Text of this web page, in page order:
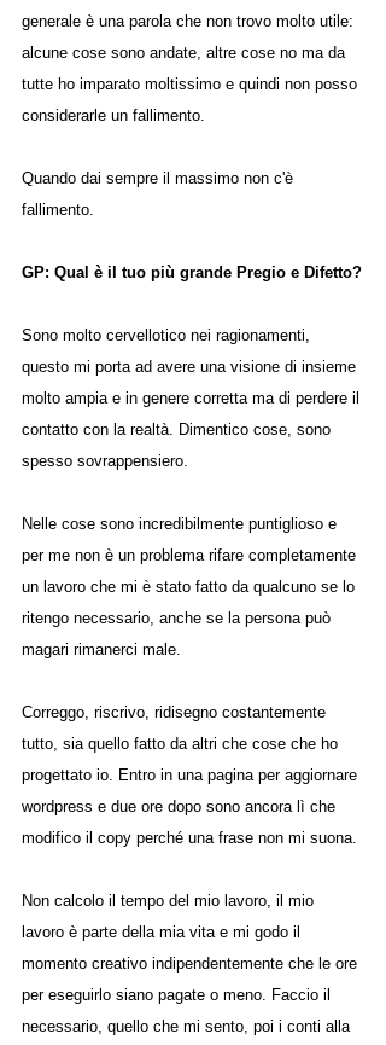
generale è una parola che non trovo molto utile:
alcune cose sono andate, altre cose no ma da
tutte ho imparato moltissimo e quindi non posso
considerarle un fallimento.
Quando dai sempre il massimo non c'è
fallimento.
GP: Qual è il tuo più grande Pregio e Difetto?
Sono molto cervellotico nei ragionamenti,
questo mi porta ad avere una visione di insieme
molto ampia e in genere corretta ma di perdere il
contatto con la realtà. Dimentico cose, sono
spesso sovrappensiero.
Nelle cose sono incredibilmente puntiglioso e
per me non è un problema rifare completamente
un lavoro che mi è stato fatto da qualcuno se lo
ritengo necessario, anche se la persona può
magari rimanerci male.
Correggo, riscrivo, ridisegno costantemente
tutto, sia quello fatto da altri che cose che ho
progettato io. Entro in una pagina per aggiornare
wordpress e due ore dopo sono ancora lì che
modifico il copy perché una frase non mi suona.
Non calcolo il tempo del mio lavoro, il mio
lavoro è parte della mia vita e mi godo il
momento creativo indipendentemente che le ore
per eseguirlo siano pagate o meno. Faccio il
necessario, quello che mi sento, poi i conti alla